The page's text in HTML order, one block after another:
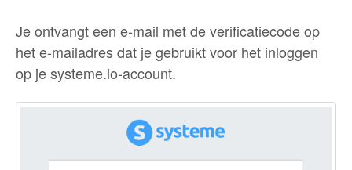
Je ontvangt een e-mail met de verificatiecode op
het e-mailadres dat je gebruikt voor het inloggen
op je systeme.io-account.